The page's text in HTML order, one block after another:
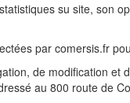
su site, son
par comersis.fr
de
au 800 route de